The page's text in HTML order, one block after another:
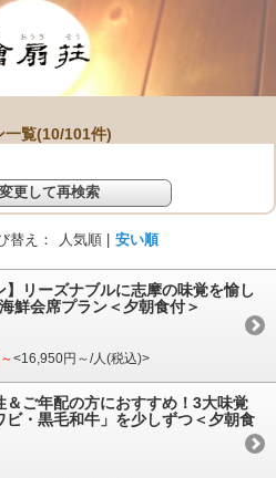
一覧(10/101件)
更して再検索
替え： 人気順 | 安い順
】リーズナブルに志摩の味覚を愉し
鮮会席プラン＜夕朝食付＞
<16,950円～/人(税込)>
＆ご年配の方におすすめ！3大味覚
ビ・黒毛和牛」を少しずつ＜夕朝食